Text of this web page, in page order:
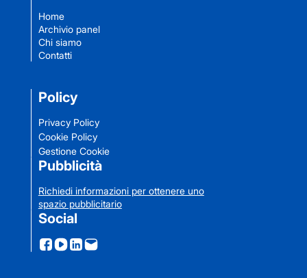
Home
Archivio panel
Chi siamo
Contatti
Policy
Privacy Policy
Cookie Policy
Gestione Cookie
Pubblicità
Richiedi informazioni per ottenere uno
spazio pubblicitario
Social